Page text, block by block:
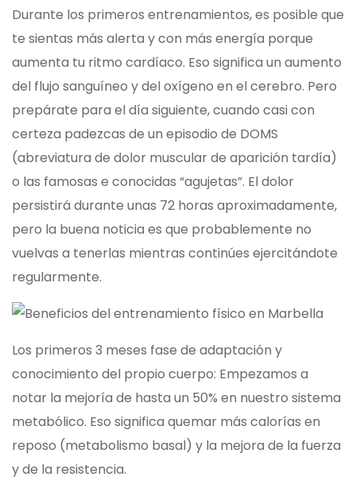
Durante los primeros entrenamientos, es posible que
te sientas más alerta y con más energía porque
aumenta tu ritmo cardíaco. Eso significa un aumento
del flujo sanguíneo y del oxígeno en el cerebro. Pero
prepárate para el día siguiente, cuando casi con
certeza padezcas de un episodio de DOMS
(abreviatura de dolor muscular de aparición tardía)
o las famosas e conocidas “agujetas”. El dolor
persistirá durante unas 72 horas aproximadamente,
pero la buena noticia es que probablemente no
vuelvas a tenerlas mientras continúes ejercitándote
regularmente.
Los primeros 3 meses fase de adaptación y
conocimiento del propio cuerpo: Empezamos a
notar la mejoría de hasta un 50% en nuestro sistema
metabólico. Eso significa quemar más calorías en
reposo (metabolismo basal) y la mejora de la fuerza
y de la resistencia.